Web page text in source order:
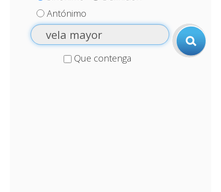
Antónimo
Que contenga